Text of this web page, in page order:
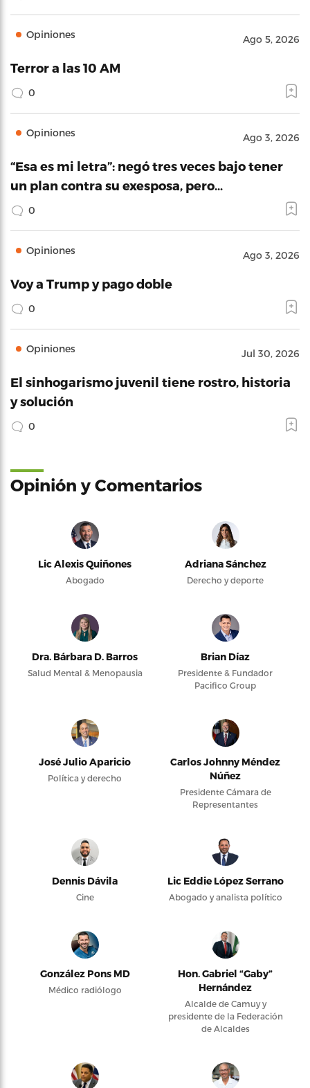
Opiniones Ago 5, 2026
Terror a las 10 AM
0
Opiniones Ago 3, 2026
“Esa es mi letra”: negó tres veces bajo tener
un plan contra su exesposa, pero…
0
Opiniones Ago 3, 2026
Voy a Trump y pago doble
0
Opiniones Jul 30, 2026
El sinhogarismo juvenil tiene rostro, historia
y solución
0
Opinión y Comentarios
Lic Alexis Quiñones
Abogado
Adriana Sánchez
Derecho y deporte
Dra. Bárbara D. Barros
Salud Mental & Menopausia
Brian Díaz
Presidente & Fundador
Pacifico Group
José Julio Aparicio
Política y derecho
Carlos Johnny Méndez
Núñez
Presidente Cámara de
Representantes
Dennis Dávila
Cine
Lic Eddie López Serrano
Abogado y analista político
González Pons MD
Médico radiólogo
Hon. Gabriel “Gaby”
Hernández
Alcalde de Camuy y
presidente de la Federación
de Alcaldes